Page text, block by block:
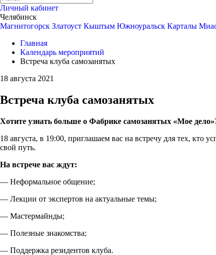
Личный кабинет
Челябинск
Магнитогорск Златоуст Кыштым Южноуральск Карталы
Главная
Календарь мероприятий
Встреча клуба самозанятых
18 августа 2021
Встреча клуба самозанятых
Хотите узнать больше о Фабрике самозанятых «Мое
18 августа, в 19:00, приглашаем вас на встречу для тех, кто
свой путь.
На встрече вас ждут:
— Неформальное общение;
— Лекции от экспертов на актуальные темы;
— Мастермайнды;
— Полезные знакомства;
— Поддержка резидентов клуба.